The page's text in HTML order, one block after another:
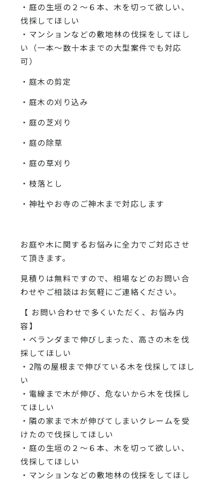
・庭の生垣の２〜６本、木を切って欲しい、
伐採してほしい
・マンションなどの敷地林の伐採をしてほし
い（一本〜数十本までの大型案件でも対応
可）
・庭木の剪定
・庭木の刈り込み
・庭の芝刈り
・庭の除草
・庭の草刈り
・枝落とし
・神社やお寺のご神木まで対応します
お庭や木に関するお悩みに全力でご対応させ
て頂きます。
見積りは無料ですので、相場などのお問い合
わせやご相談はお気軽にご連絡ください。
【 お問い合わせで多くいただく、お悩み内
容】
・ベランダまで伸びしまった、高さの木を伐
採してほしい
・2階の屋根まで伸びている木を伐採してほし
い
・電線まで木が伸び、危ないから木を伐採し
てほしい
・隣の家まで木が伸びてしまいクレームを受
けたので伐採してほしい
・庭の生垣の２〜６本、木を切って欲しい、
伐採してほしい
・マンションなどの敷地林の伐採をしてほし